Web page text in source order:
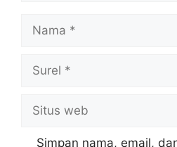
Nama
Surel
Situs
web
Simpan nama, email,